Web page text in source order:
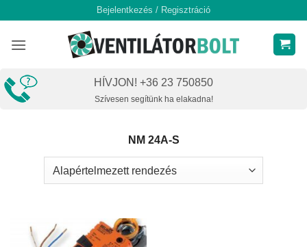
content
Bejelentkezés / Regisztráció
HÍVJON! +36 23 750850
Szívesen segítünk ha elakadna!
NM 24A-S